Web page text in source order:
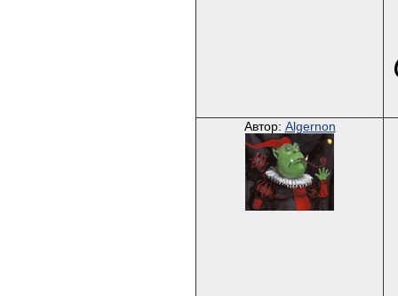
Автор: Algernon